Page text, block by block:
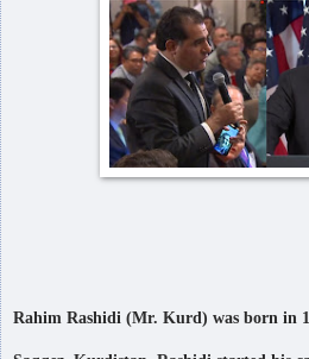
Rahim Rashidi (Mr. Kurd) was born in